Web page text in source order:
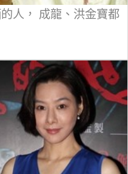
人， 成龍、洪金寶都